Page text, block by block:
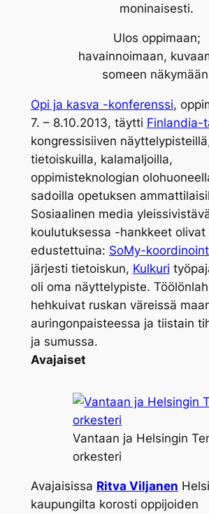
moninaisesti.
Ulos oppimaan;
havainnoimaan,
someen
Opi ja kasva -konferenssi,
7. – 8.10.2013, täytti Finlandia-
kongressisiiven
tietoiskuilla, kalamaljoilla,
oppimisteknologian
sadoilla opetuksen
Sosiaalinen media
koulutuksessa -hankkeet olivat
edustettuina: SoMy-
järjesti tietoiskun, Kulkuri
oli oma näyttelypiste.
hehkuivat ruskan väreissä
auringonpaisteessa ja tiistain
ja sumussa.
Avajaiset
Vantaan ja Helsingin
orkesteri
Avajaisissa Ritva Viljanen
kaupungilta korosti oppijoiden